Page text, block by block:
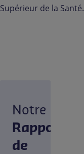
Supérieur de la Santé.
Notre
Rapport
de